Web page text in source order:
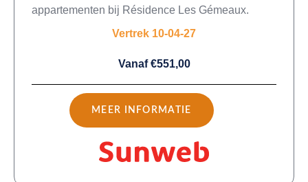
appartementen bij Résidence Les Gémeaux.
Vertrek 10-04-27
Vanaf €551,00
MEER INFORMATIE